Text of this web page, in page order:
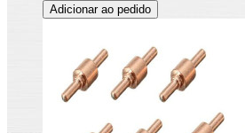
Adicionar ao pedido